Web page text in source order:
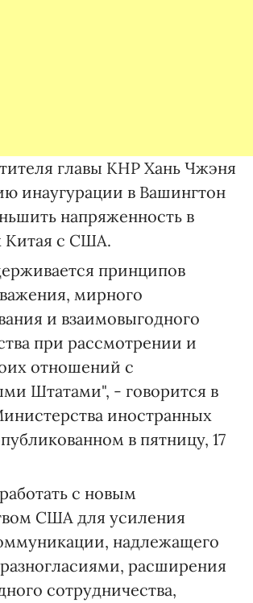
главы КНР Хань Чжэня
инаугурации в Вашингтон
напряженность в
Китая с США.
принципов
мирного
и взаимовыгодного
при рассмотрении и
отношений с
Штатами", - говорится в
иностранных
в пятницу, 17
с новым
США для усиления
надлежащего
расширения
сотрудничества,